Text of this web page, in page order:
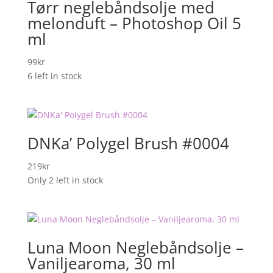
Tørr neglebåndsolje med
melonduft – Photoshop Oil 5
ml
99kr
6 left in stock
DNKa’ Polygel Brush #0004
219kr
Only 2 left in stock
Luna Moon Neglebåndsolje –
Vaniljearoma, 30 ml